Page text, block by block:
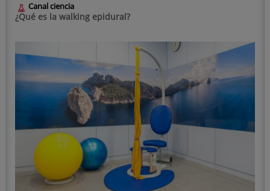
Canal ciencia
¿Qué es la walking epidural?